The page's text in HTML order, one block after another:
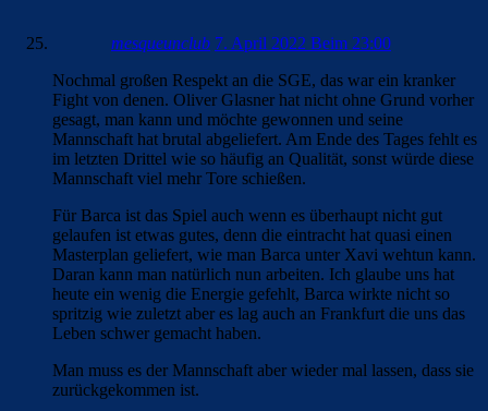
mesqueunclub 7. April 2022 Beim 23:00
Nochmal großen Respekt an die SGE, das war ein kranker
Fight von denen. Oliver Glasner hat nicht ohne Grund vorher
gesagt, man kann und möchte gewonnen und seine
Mannschaft hat brutal abgeliefert. Am Ende des Tages fehlt es
im letzten Drittel wie so häufig an Qualität, sonst würde diese
Mannschaft viel mehr Tore schießen.
Für Barca ist das Spiel auch wenn es überhaupt nicht gut
gelaufen ist etwas gutes, denn die eintracht hat quasi einen
Masterplan geliefert, wie man Barca unter Xavi wehtun kann.
Daran kann man natürlich nun arbeiten. Ich glaube uns hat
heute ein wenig die Energie gefehlt, Barca wirkte nicht so
spritzig wie zuletzt aber es lag auch an Frankfurt die uns das
Leben schwer gemacht haben.
Man muss es der Mannschaft aber wieder mal lassen, dass sie
zurückgekommen ist.